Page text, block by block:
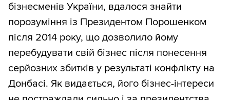
бізнесменів України, вдалося знайти
порозуміння із Президентом Порошенком
після 2014 року, що дозволило йому
перебудувати свій бізнес після понесення
серйозних збитків у результаті конфлікту на
Донбасі. Як видається, його бізнес-інтереси